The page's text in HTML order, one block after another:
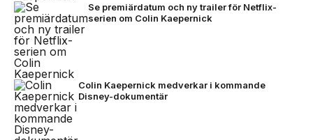
Se premiärdatum och ny trailer för Netflix-
serien om Colin Kaepernick
Colin Kaepernick medverkar i kommande
Disney-dokumentär